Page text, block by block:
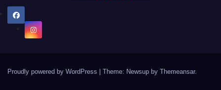
Proudly powered by WordPress Theme: Newsup by Themeansar.